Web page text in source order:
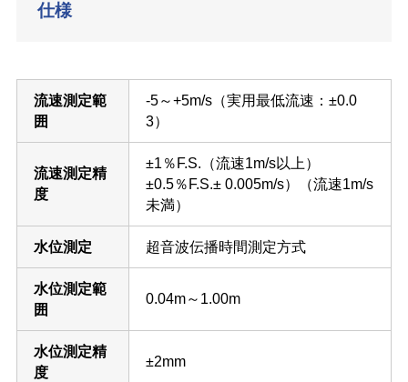
仕様
流速測定範
囲
-5～+5m/s（実用最低流速：±0.0
3）
流速測定精
度
±1％F.S.（流速1m/s以上）
±0.5％F.S.± 0.005m/s）（流速1m/s
未満）
水位測定 超音波伝播時間測定方式
水位測定範
囲
0.04m～1.00m
水位測定精
度
±2mm